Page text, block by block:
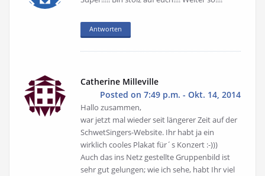
Antworten
Catherine Milleville
Posted on 7:49 p.m. - Okt. 14, 2014
Hallo zusammen,
war jetzt mal wieder seit längerer Zeit auf der
SchwetSingers-Website. Ihr habt ja ein
wirklich cooles Plakat für´s Konzert :-)))
Auch das ins Netz gestellte Gruppenbild ist
sehr gut gelungen; wie ich sehe, habt Ihr viel